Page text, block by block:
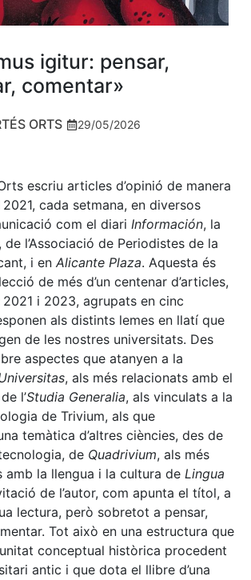
igitur: pensar,
comentar»
ORTS 29/05/2026
escriu articles d’opinió de manera
cada setmana, en diversos
com el diari Información, la
, de l’Associació de Periodistes de la
i en Alicante Plaza. Aquesta és
de més d’un centenar d’articles,
i 2023, agrupats en cinc
als distints lemes en llatí que
de les nostres universitats. Des
aspectes que atanyen a la
, als més relacionats amb el
l’Studia Generalia, als vinculats a la
de Trivium, als que
temàtica d’altres ciències, des de
de Quadrivium, als més
amb la llengua i la cultura de Lingua
de l’autor, com apunta el títol, a
lectura, però sobretot a pensar,
Tot això en una estructura que
conceptual històrica procedent
antic i que dota el llibre d’una